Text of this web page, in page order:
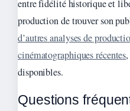
entre fidélité historique et
production de trouver son
d’autres analyses de
cinématographiques récentes
disponibles.
Questions